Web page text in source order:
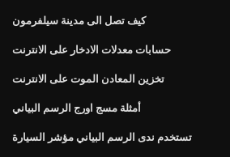
كيف تصل الى مدينة سيلفرمون
حسابات معدلات الادخار على الانترنت
تخزين المعادن الموت على الانترنت
أمثلة مسج اورج الرسم البياني
تستخدم ندى الرسم البياني مؤشر السيارة